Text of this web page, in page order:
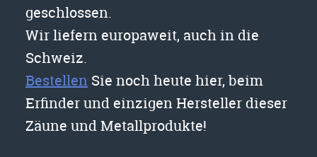
geschlossen.
Wir liefern europaweit, auch in die
Schweiz.
Bestellen Sie noch heute hier, beim
Erfinder und einzigen Hersteller dieser
Zäune und Metallprodukte!